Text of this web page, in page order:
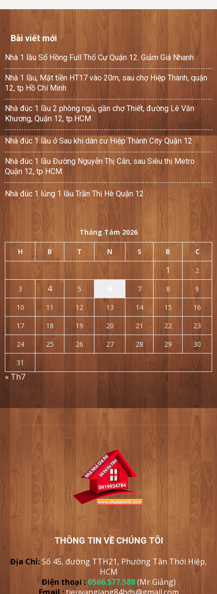
Bài viết mới
Nhà 1 lầu Sổ Hồng Full Thổ Cư Quận 12. Giảm Giá Nhanh
Nhà 1 lầu, Mặt tiền HT17 vào 20m, sau chợ Hiệp Thành, quận
12, tp Hồ Chí Minh
Nhà đúc 1 lầu 2 phòng ngủ, gần chợ Thiết, đường Lê Văn
Khương, Quận 12, tp.HCM
Nhà đúc 1 lầu ở Sau khi dân cư Hiệp Thành City Quận 12
Nhà đúc 1 lầu Đường Nguyễn Thị Căn, sau Siêu thị Metro
Quận 12, tp HCM
Nhà đúc 1 lủng 1 lầu Trần Thị Hè Quận 12
Tháng Tám 2026
H B T N S B C
1
2
3
4 5 7 8
9
10
11 12 13 14 15
16
17
18 19 20 21 22
23
24
25 26 27 28 29
30
31
« Th7
THÔNG TIN VỀ CHÚNG TÔI
Địa Chỉ:Số 45, đường TTH21, Phường Tân Thới Hiệp,
HCM
Điện thoại : 0566.577.588 (Mr Giảng)